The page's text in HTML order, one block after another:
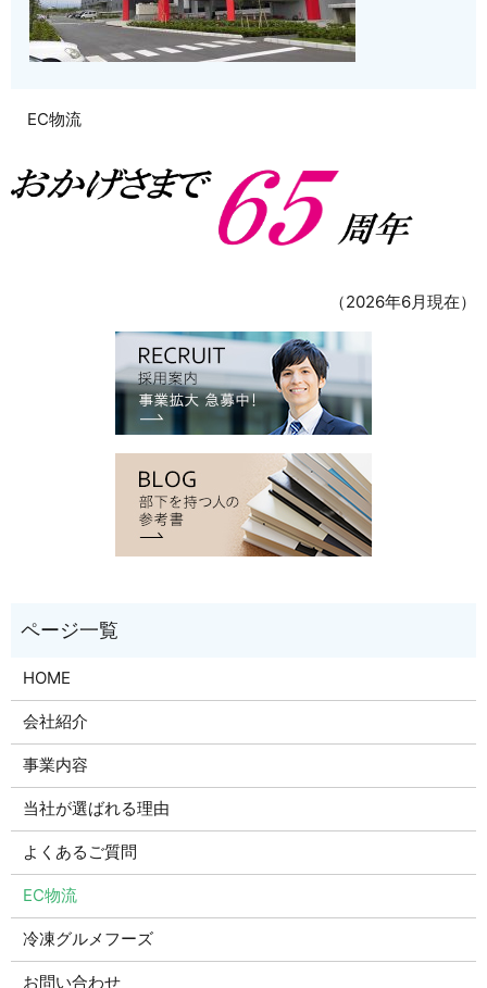
EC物流
（2026年6月現在）
HOME
会社紹介
事業内容
当社が選ばれる理由
よくあるご質問
EC物流
冷凍グルメフーズ
お問い合わせ